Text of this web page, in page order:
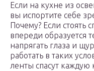
Если на кухне из
вы испортите себе
Почему? Если стоять
впереди образуется
напрягать глаза и
работать в таких
ленты спасут